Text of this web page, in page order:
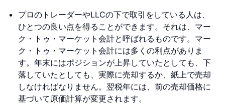
プロのトレーダーやLLCの下で取引をしている人は、
ひとつの良い点を得ることができます。それは、マー
ク・トゥ・マーケット会計と呼ばれるものです。マー
ク・トゥ・マーケット会計には多くの利点がありま
す。年末にはポジションが上昇していたとしても、下
落していたとしても、実際に売却するか、紙上で売却
しなければなりません。翌税年には、前の売却価格に
基づいて原価計算が変更されます。